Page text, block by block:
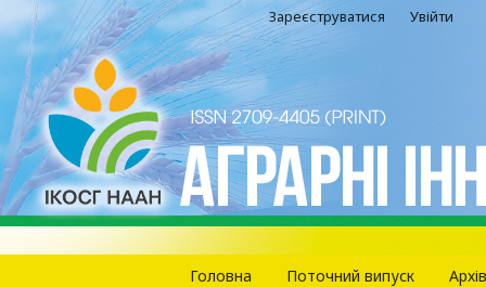
Головна Поточний випуск
Зареєструватися Увійти